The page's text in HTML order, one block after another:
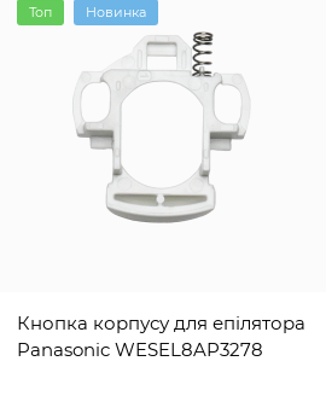
Топ Новинка
Кнопка корпусу для епілятора
Panasonic WESEL8AP3278